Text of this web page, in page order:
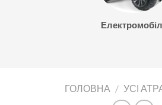
ГОЛОВНА / УСІ